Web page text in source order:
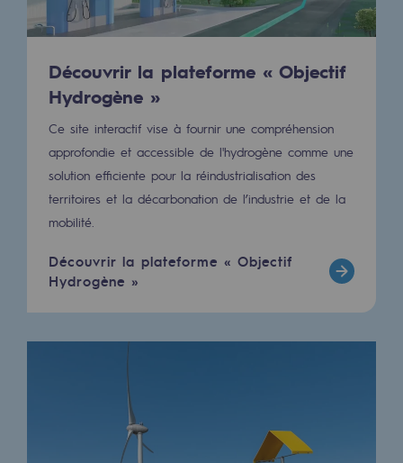
Exploitation du réseau de gaz
Raccordement au réseau de gaz
Stockage de gaz
Stockage de gaz
Savoir-faire
Projet type
Infrastructures historiques
Qu'est-ce que la méthanisation ?
Teréga, partenaire de référence sur le
Découvrir la plateforme « Objectif
Hydrogène »
Ce site interactif vise à fournir une compréhension
approfondie et accessible de l'hydrogène comme une
solution efficiente pour la réindustrialisation des
territoires et la décarbonation de l’industrie et de la
mobilité.
Découvrir la plateforme « Objectif
Hydrogène »